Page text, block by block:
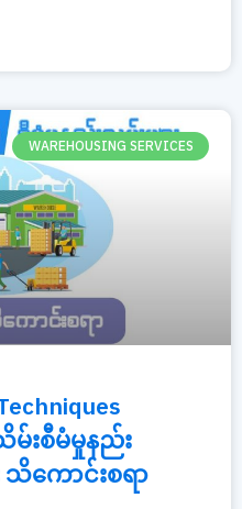
WAREHOUSING SERVICES
မ်းစီမံမှုနည်း
သိကောင်းစရာ